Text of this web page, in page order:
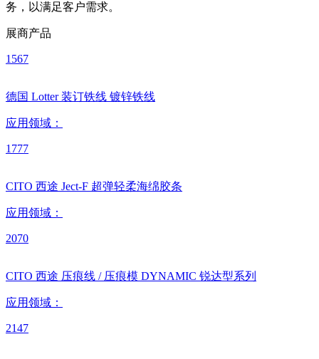
务，以满足客户需求。
展商产品
1567
德国 Lotter 装订铁线 镀锌铁线
应用领域：
1777
CITO 西途 Ject-F 超弹轻柔海绵胶条
应用领域：
2070
CITO 西途 压痕线 / 压痕模 DYNAMIC 锐达型系列
应用领域：
2147